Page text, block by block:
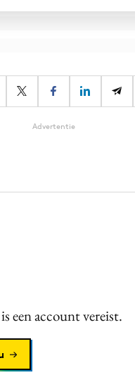
Advertentie
een account vereist.